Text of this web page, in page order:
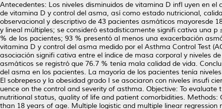
Antecedentes: Los niveles disminuidos de vitamina D infl uyen en
de vitamina D y control del asma, así como estado nutricional,
observacional y descriptivo de 43 pacientes asmáticos mayoresde
y lineal múltiples; se consideró estadísticamente signifi cativa una
% de los pacientes; 93 % presentó al menos una exacerbación
vitamina D y control del asma medido por el Asthma Control Test
asociación signifi cativa entre el índice de masa corporal y niveles
asmáticos se registró que 76.7 % tenía mala calidad de vida.
del asma en los pacientes. La mayoría de los pacientes tenía
El sobrepeso y la obesidad grado I se asociaron con niveles insufi
uence on the control and severity of asthma. Objective: To
nutritional status, quality of life and patient comorbidities.
than 18 years of age. Multiple logistic and multiple linear